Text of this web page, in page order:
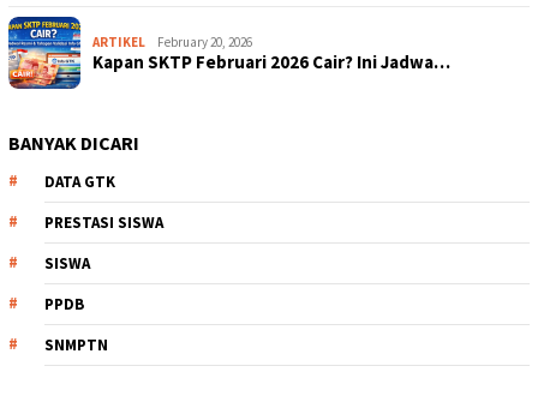
ARTIKEL February 20, 2026
Kapan SKTP Februari 2026 Cair? Ini Jadwa…
BANYAK DICARI
DATA GTK
PRESTASI SISWA
SISWA
PPDB
SNMPTN